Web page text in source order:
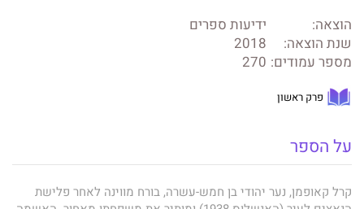
הוצאה:
ידיעות ספרים
שנת הוצאה:
2018
מספר עמודים: 270
פרק ראשון
על הספר
קרל קאופמן, נער יהודי בן חמש-עשרה, בורח מווינה לאחר פלישת